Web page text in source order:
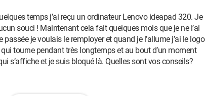
temps j’ai reçu un ordinateur Lenovo ideapad 320. Je
souci ! Maintenant cela fait quelques mois que je ne l’ai
je voulais le remployer et quand je l’allume j’ai le logo
tourne pendant très longtemps et au bout d’un moment
s’affiche et je suis bloqué là. Quelles sont vos conseils?